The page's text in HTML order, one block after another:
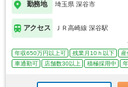
勤務地 埼玉県 深谷市
アクセス ＪＲ高崎線 深谷駅
年収650万円以上可 残業月10ｈ以下
車通勤可
店舗数30以上 積極採用中